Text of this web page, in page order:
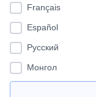
Français
Español
Pусский
Монгол